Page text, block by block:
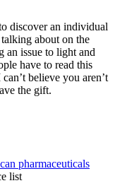
discover an individual
about on the
issue to light and
have to read this
believe you aren’t
the gift.
pharmaceuticals
list